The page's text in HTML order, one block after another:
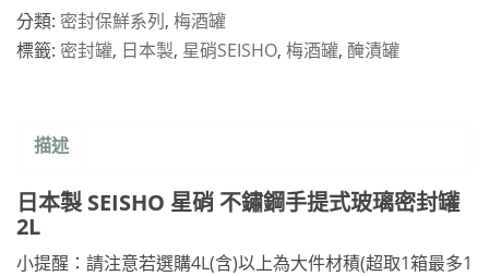
分類: 密封保鮮系列, 梅酒罐
標籤: 密封罐, 日本製, 星硝SEISHO, 梅酒罐, 醃漬罐
描述
日本製 SEISHO 星硝 不鏽鋼手提式玻璃密封罐
2L
小提醒：請注意若選購4L(含)以上為大件材積(超取1箱最多1